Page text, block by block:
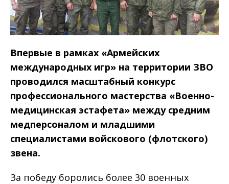
Впервые в рамках «Армейских
международных игр» на территории ЗВО
проводился масштабный конкурс
профессионального мастерства «Военно­-
медицинская эстафета» между средним
медперсоналом и младшими
специалистами войскового (флотского)
звена.
За победу боролись более 30 военных